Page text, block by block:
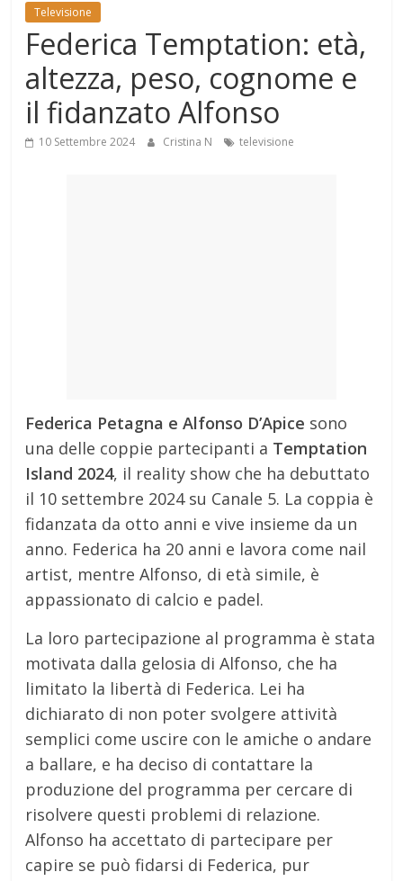
Mondo
Televisione
Federica Temptation: età,
altezza, peso, cognome e
il fidanzato Alfonso
10 Settembre 2024 Cristina N televisione
Federica Petagna e Alfonso D’Apice sono
una delle coppie partecipanti a Temptation
Island 2024, il reality show che ha debuttato
il 10 settembre 2024 su Canale 5. La coppia è
fidanzata da otto anni e vive insieme da un
anno. Federica ha 20 anni e lavora come nail
artist, mentre Alfonso, di età simile, è
appassionato di calcio e padel.
La loro partecipazione al programma è stata
motivata dalla gelosia di Alfonso, che ha
limitato la libertà di Federica. Lei ha
dichiarato di non poter svolgere attività
semplici come uscire con le amiche o andare
a ballare, e ha deciso di contattare la
produzione del programma per cercare di
risolvere questi problemi di relazione.
Alfonso ha accettato di partecipare per
capire se può fidarsi di Federica, pur